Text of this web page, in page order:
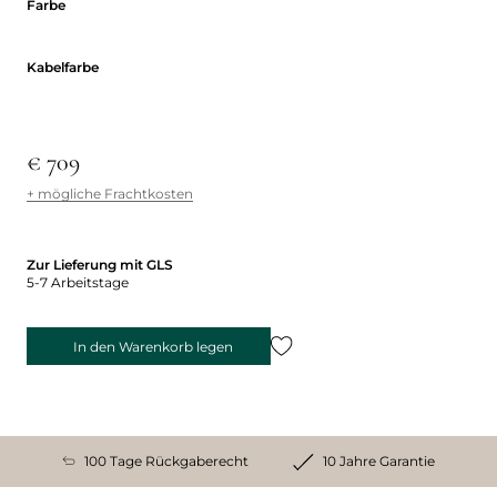
Farbe
Kabelfarbe
€ 709
+ mögliche Frachtkosten
Zur Lieferung mit GLS
5-7 Arbeitstage
In den Warenkorb legen
100 Tage Rückgaberecht 10 Jahre Garantie